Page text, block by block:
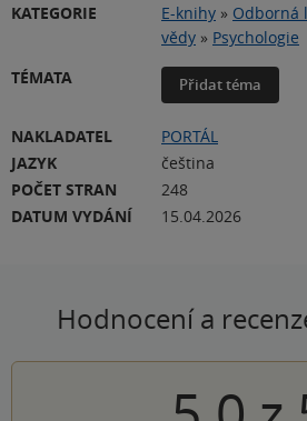
KATEGORIE E-knihy » Odborná
vědy » Psychologie
TÉMATA
Přidat téma
NAKLADATEL
PORTÁL
JAZYK
čeština
POČET STRAN
248
DATUM VYDÁNÍ
15.04.2026
Hodnocení a